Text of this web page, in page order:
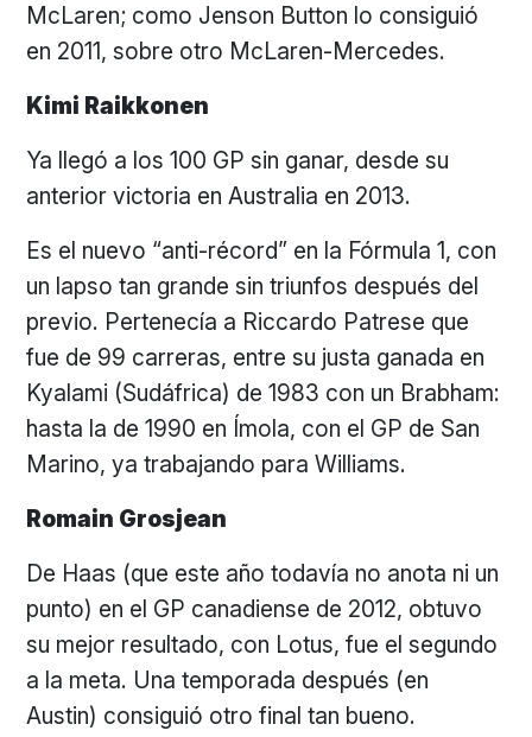
McLaren; como Jenson Button lo consiguió
en 2011, sobre otro McLaren-Mercedes.
Kimi Raikkonen
Ya llegó a los 100 GP sin ganar, desde su
anterior victoria en Australia en 2013.
Es el nuevo “anti-récord” en la Fórmula 1, con
un lapso tan grande sin triunfos después del
previo. Pertenecía a Riccardo Patrese que
fue de 99 carreras, entre su justa ganada en
Kyalami (Sudáfrica) de 1983 con un Brabham:
hasta la de 1990 en Ímola, con el GP de San
Marino, ya trabajando para Williams.
Romain Grosjean
De Haas (que este año todavía no anota ni un
punto) en el GP canadiense de 2012, obtuvo
su mejor resultado, con Lotus, fue el segundo
a la meta. Una temporada después (en
Austin) consiguió otro final tan bueno.